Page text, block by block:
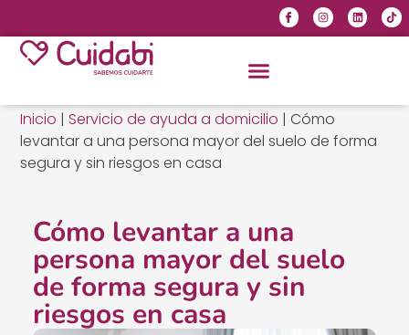
Inicio | Servicio de ayuda a domicilio |Cómo
levantar a una persona mayor del suelo de forma
segura y sin riesgos en casa
Cómo levantar a una
persona mayor del suelo
de forma segura y sin
riesgos en casa